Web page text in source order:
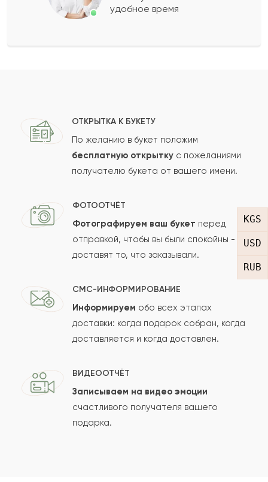
KGS
USD
RUB
Ваш e-mail
Отзыв
Сколько будет
Отзыв будет опубликован после проверки.
Проверяем на спам.
удобное время
ОТКРЫТКА К БУКЕТУ
По желанию в букет положим
бесплатную открытку с пожеланиями
получателю букета от вашего имени.
ФОТООТЧЁТ
Фотографируем ваш букет перед
отправкой, чтобы вы были спокойны -
доставят то, что заказывали.
СМС-ИНФОРМИРОВАНИЕ
Информируем обо всех этапах
доставки: когда подарок собран, когда
доставляется и когда доставлен.
ВИДЕООТЧЁТ
Записываем на видео эмоции
счастливого получателя вашего
подарка.